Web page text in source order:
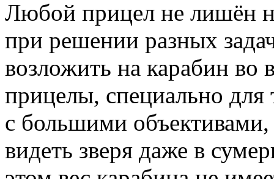
Любой прицел не лишён
при решении разных
возложить на карабин
прицелы, специально
с большими
видеть зверя даже в